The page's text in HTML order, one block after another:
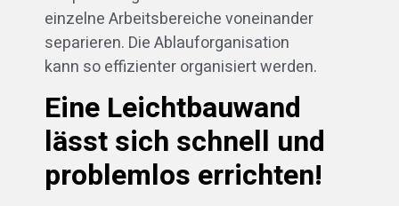
einzelne Arbeitsbereiche voneinander
separieren. Die Ablauforganisation
kann so effizienter organisiert werden.
Eine Leichtbauwand
lässt sich schnell und
problemlos errichten!